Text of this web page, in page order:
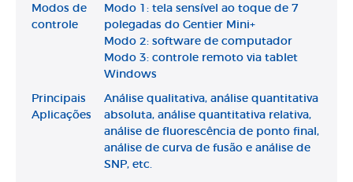
Modos de
controle
Modo 1: tela sensível ao toque de 7
polegadas do Gentier Mini+
Modo 2: software de computador
Modo 3: controle remoto via tablet
Windows
Principais
Aplicações
Análise qualitativa, análise quantitativa
absoluta, análise quantitativa relativa,
análise de fluorescência de ponto final,
análise de curva de fusão e análise de
SNP, etc.